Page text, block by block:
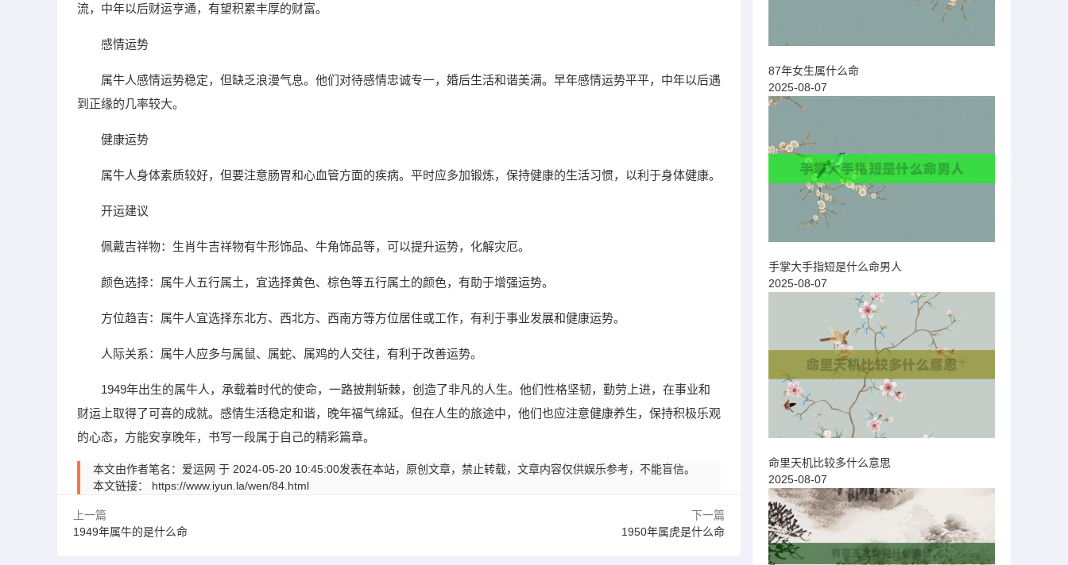
流，中年以后财运亨通，有望积累丰厚的财富。
感情运势
属牛人感情运势稳定，但缺乏浪漫气息。他们对待感情忠诚专一，婚后生活和谐美满。早年感情运势平平，中年以后遇
到正缘的几率较大。
健康运势
属牛人身体素质较好，但要注意肠胃和心血管方面的疾病。平时应多加锻炼，保持健康的生活习惯，以利于身体健康。
开运建议
佩戴吉祥物：生肖牛吉祥物有牛形饰品、牛角饰品等，可以提升运势，化解灾厄。
颜色选择：属牛人五行属土，宜选择黄色、棕色等五行属土的颜色，有助于增强运势。
方位趋吉：属牛人宜选择东北方、西北方、西南方等方位居住或工作，有利于事业发展和健康运势。
人际关系：属牛人应多与属鼠、属蛇、属鸡的人交往，有利于改善运势。
1949年出生的属牛人，承载着时代的使命，一路披荆斩棘，创造了非凡的人生。他们性格坚韧，勤劳上进，在事业和
财运上取得了可喜的成就。感情生活稳定和谐，晚年福气绵延。但在人生的旅途中，他们也应注意健康养生，保持积极乐观
的心态，方能安享晚年，书写一段属于自己的精彩篇章。
本文由作者笔名：爱运网 于 2024-05-20 10:45:00发表在本站，原创文章，禁止转载，文章内容仅供娱乐参考，不能盲信。
本文链接： https://www.iyun.la/wen/84.html
上一篇
1949年属牛的是什么命
下一篇
1950年属虎是什么命
87年女生属什么命
2025-08-07
手掌大手指短是什么命男人
2025-08-07
命里天机比较多什么意思
2025-08-07